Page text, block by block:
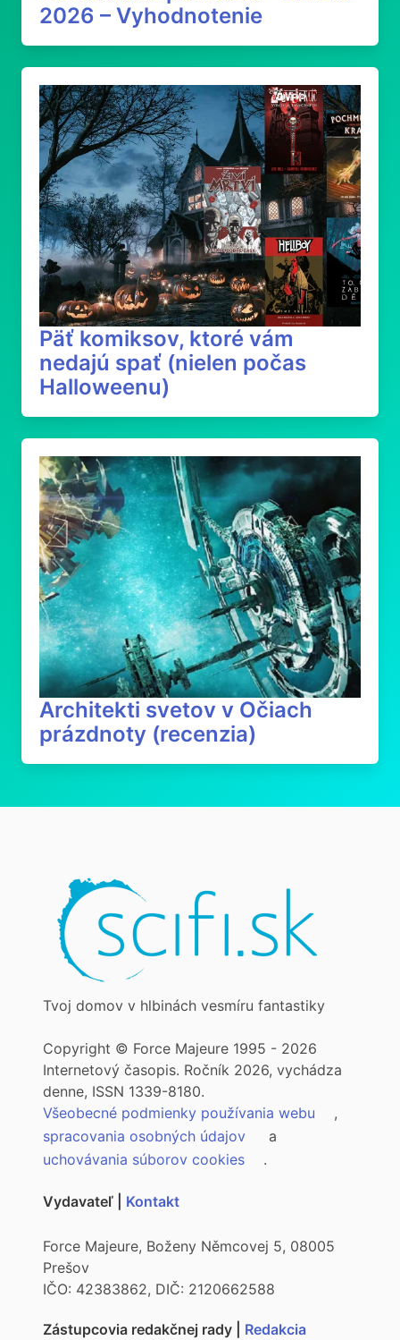
2026 – Vyhodnotenie
Päť komiksov, ktoré vám
nedajú spať (nielen počas
Halloweenu)
Architekti svetov v Očiach
prázdnoty (recenzia)
Tvoj domov v hlbinách vesmíru fantastiky
Copyright © Force Majeure 1995 - 2026
Internetový časopis. Ročník 2026, vychádza
denne, ISSN 1339-8180.
Všeobecné podmienky používania webu
,
spracovania osobných údajov
a
uchovávania súborov cookies
.
Vydavateľ | Kontakt
Force Majeure, Boženy Němcovej 5, 08005
Prešov
IČO: 42383862, DIČ: 2120662588
Zástupcovia redakčnej rady | Redakcia